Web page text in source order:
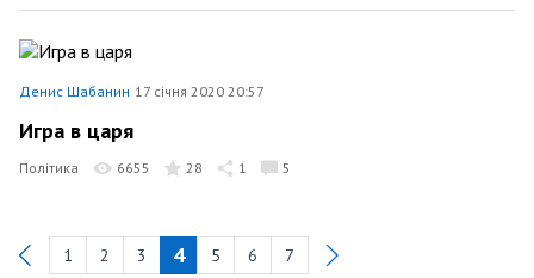
Денис Шабанин 17 січня 2020 20:57
Игра в царя
Політика 6655 28 1 5
Previous
1 2 3 4 5 6 7